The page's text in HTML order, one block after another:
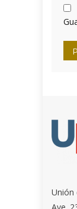
Unión
Ave.